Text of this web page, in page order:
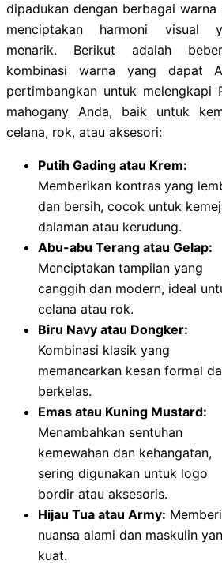
dipadukan dengan berbagai warna
menciptakan harmoni visual
menarik. Berikut adalah
kombinasi warna yang dapat
pertimbangkan untuk melengkapi
mahogany Anda, baik untuk
celana, rok, atau aksesori:
Putih Gading atau Krem:
Memberikan kontras yang
dan bersih, cocok untuk
dalaman atau kerudung.
Abu-abu Terang atau Gelap:
Menciptakan tampilan yang
canggih dan modern, ideal
celana atau rok.
Biru Navy atau Dongker:
Kombinasi klasik yang
memancarkan kesan formal
berkelas.
Emas atau Kuning Mustard:
Menambahkan sentuhan
kemewahan dan kehangatan,
sering digunakan untuk logo
bordir atau aksesoris.
Hijau Tua atau Army:
nuansa alami dan maskulin
kuat.